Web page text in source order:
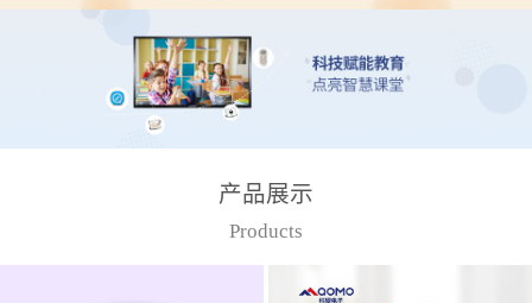
产品展示
Products